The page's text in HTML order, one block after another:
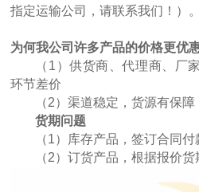
指定运输公司，请联系我们！）。
为何我公司许多产品的价格更优
（1）供货商、代理商、厂
环节差价
（2）渠道稳定，货源有保
货期问题
（1）库存产品，签订合同
（2）订货产品，根据报价